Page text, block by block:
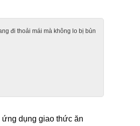
đi thoải mái mà không lo bị bủn
dụng giao thức ăn